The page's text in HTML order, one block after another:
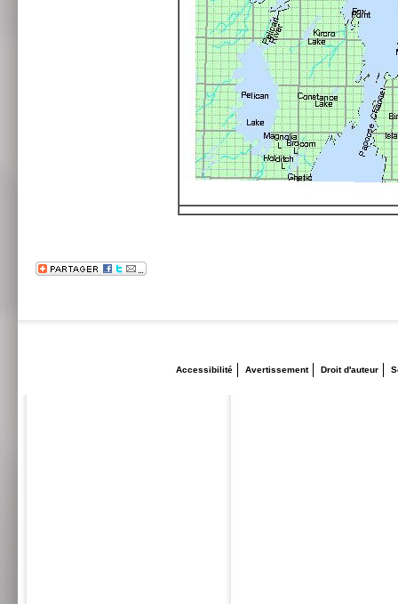
Accessibilité Avertissement Droit d'auteur